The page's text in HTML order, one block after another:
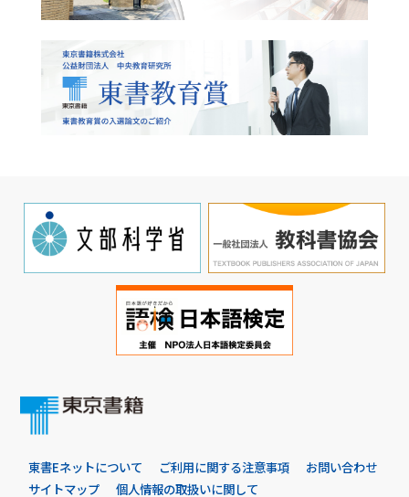
東書Eネットについて ご利用に関する注意事項
お問い合わせ
サイトマップ
個人情報の取扱いに関して